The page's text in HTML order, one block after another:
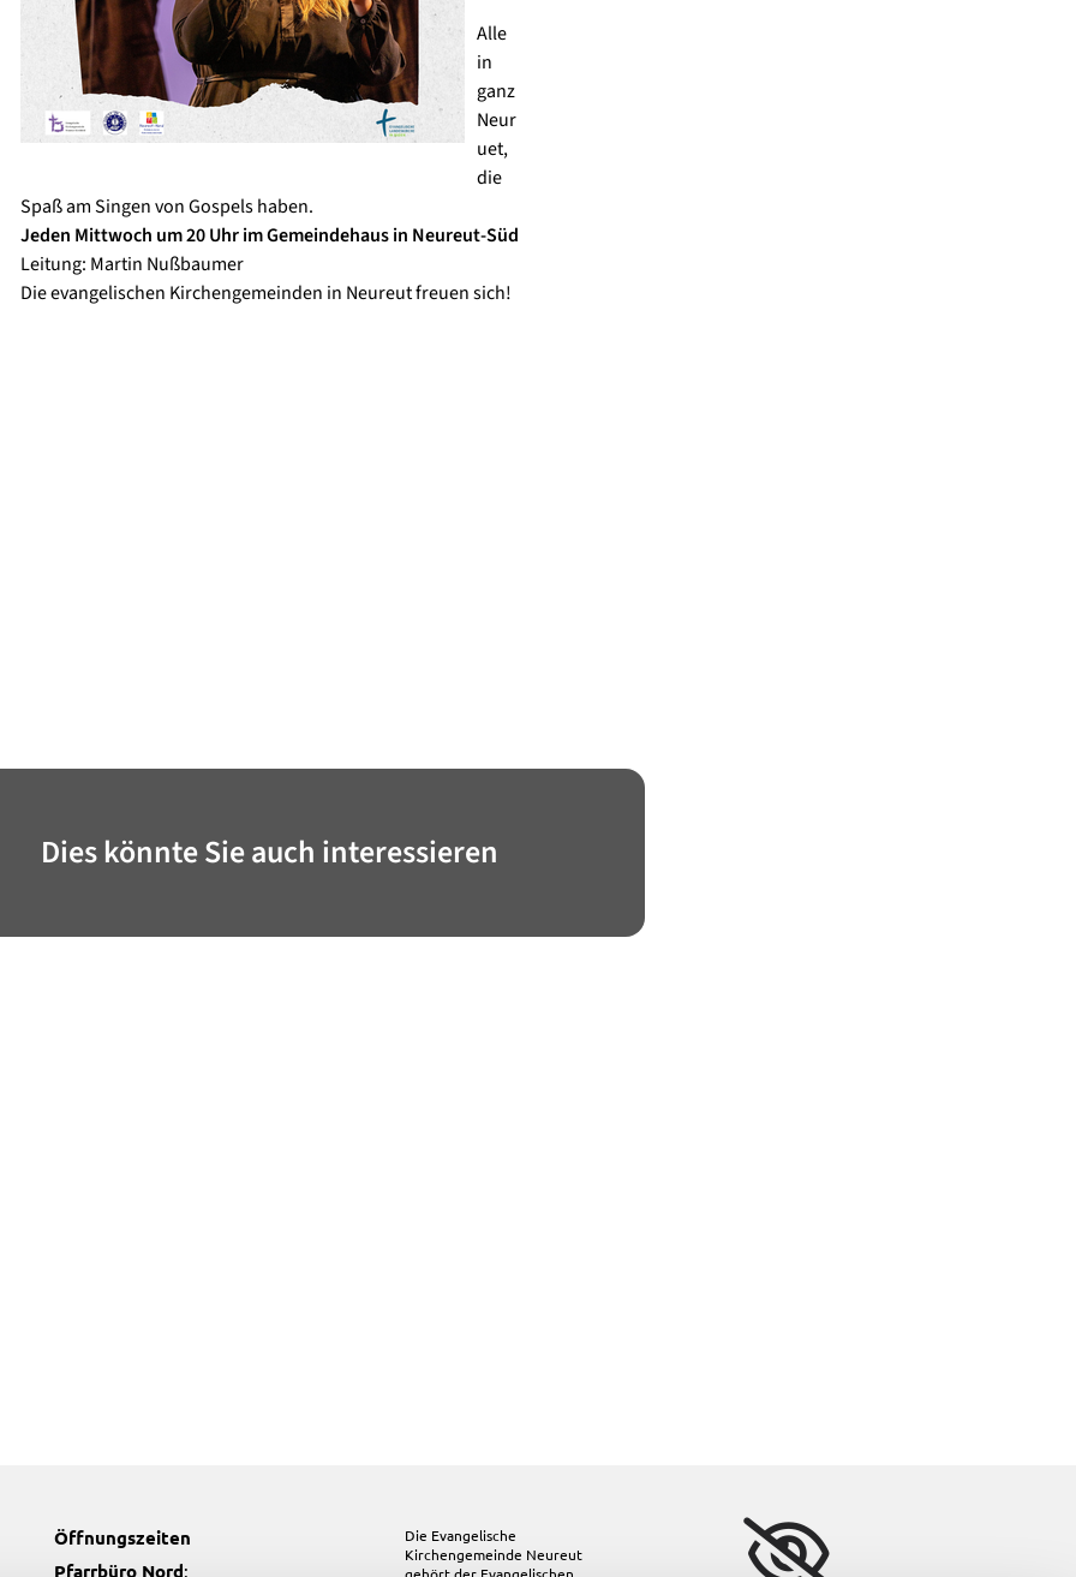
Alle
in
ganz
Neur
uet,
die
Spaß am Singen von Gospels haben.
Jeden Mittwoch um 20 Uhr im Gemeindehaus in Neureut-Süd
Leitung: Martin Nußbaumer
Die evangelischen Kirchengemeinden in Neureut freuen sich!
Dies könnte Sie auch interessieren
Öffnungszeiten
Pfarrbüro Nord:
Die Evangelische
Kirchengemeinde Neureut
gehört der Evangelischen